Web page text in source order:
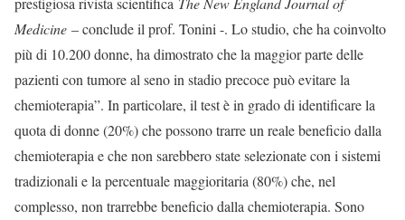
Medicine – conclude il prof. Tonini -. Lo studio, che ha coinvolto
più di 10.200 donne, ha dimostrato che la maggior parte delle
pazienti con tumore al seno in stadio precoce può evitare la
chemioterapia”. In particolare, il test è in grado di identificare la
quota di donne (20%) che possono trarre un reale beneficio dalla
chemioterapia e che non sarebbero state selezionate con i sistemi
tradizionali e la percentuale maggioritaria (80%) che, nel
complesso, non trarrebbe beneficio dalla chemioterapia. Sono